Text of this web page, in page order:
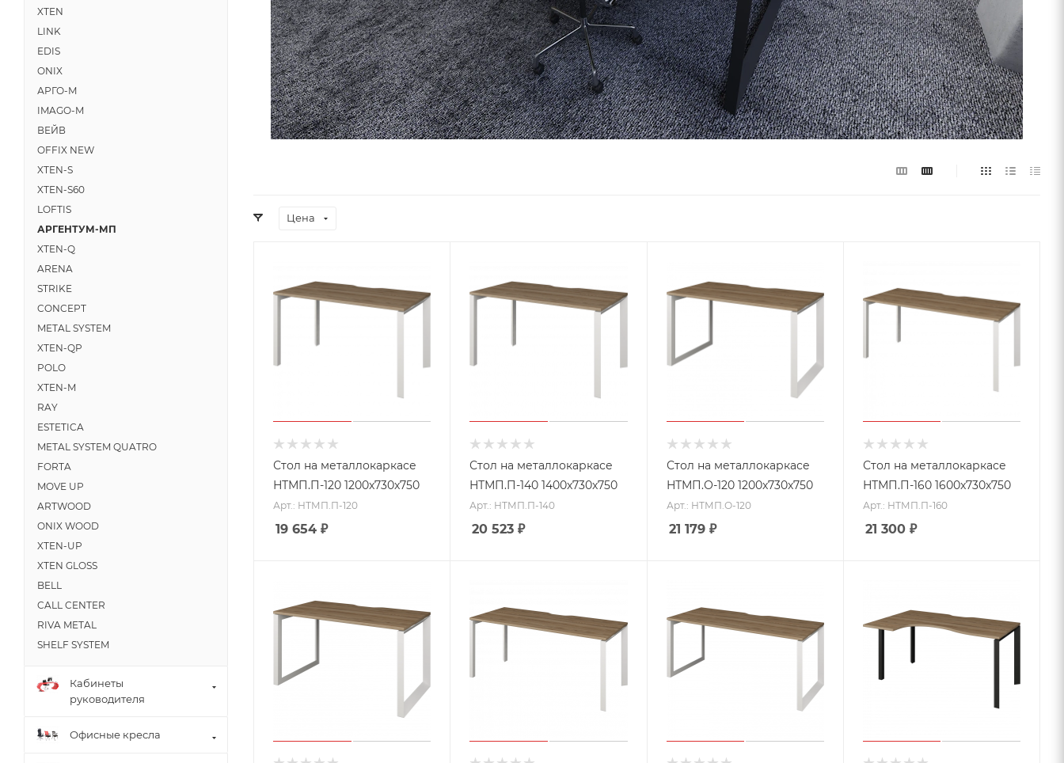
Цена
Стол на металлокаркасе
НТМП.П-120 1200x730x750
Арт.: НТМП.П-120
19 654 ₽
Стол на металлокаркасе
НТМП.П-140 1400x730x750
Арт.: НТМП.П-140
20 523 ₽
Стол на металлокаркасе
НТМП.О-120 1200x730x750
Арт.: НТМП.О-120
21 179₽
Стол на металлокаркасе
НТМП.П-160 1600x730x750
Арт.: НТМП.П-160
21 300₽
XTEN
LINK
EDIS
ONIX
АРГО-М
IMAGO-M
ВЕЙВ
OFFIX NEW
XTEN-S
XTEN-S60
LOFTIS
АРГЕНТУМ-МП
XTEN-Q
ARENA
STRIKE
CONCEPT
METAL SYSTEM
XTEN-QP
POLO
XTEN-M
RAY
ESTETICA
METAL SYSTEM QUATRO
FORTA
MOVE UP
ARTWOOD
ONIX WOOD
XTEN-UP
XTEN GLOSS
BELL
CALL CENTER
RIVA METAL
SHELF SYSTEM
Кабинеты
руководителя
Офисные кресла